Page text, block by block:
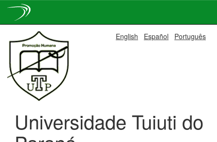
navigation
English Español Português
Universidade Tuiuti do